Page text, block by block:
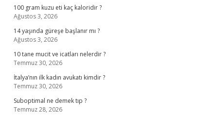
100 gram kuzu eti kaç kaloridir ?
Ağustos 3, 2026
14 yaşında güreşe başlanır mı ?
Ağustos 3, 2026
10 tane mucit ve icatları nelerdir ?
Temmuz 30, 2026
İtalya’nın ilk kadın avukatı kimdir ?
Temmuz 30, 2026
Suboptimal ne demek tıp ?
Temmuz 28, 2026